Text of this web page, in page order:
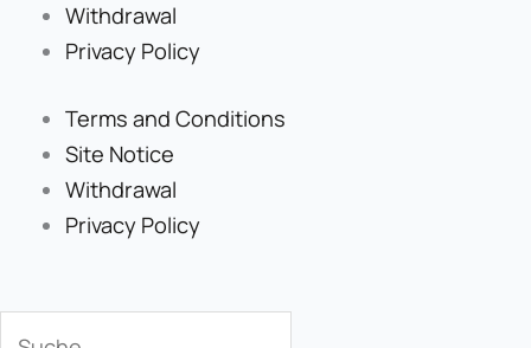
Withdrawal
Privacy Policy
Terms and Conditions
Site Notice
Withdrawal
Privacy Policy